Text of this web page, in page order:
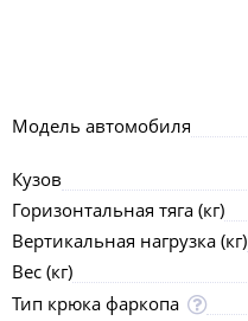
Модель автомобиля
Кузов
Горизонтальная тяга (кг)
Вертикальная нагрузка (кг)
Вес (кг)
Тип крюка фаркопа